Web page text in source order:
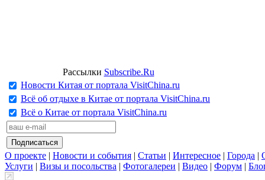
Рассылки Subscribe.Ru
Новости Китая от портала VisitChina.ru
Всё об отдыхе в Китае от портала VisitChina.ru
Всё о Китае от портала VisitChina.ru
О проекте | Новости и события | Статьи | Интересное | Города |
Услуги | Визы и посольства | Фотогалереи | Видео | Форум |